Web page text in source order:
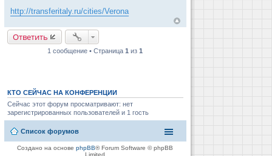
http://transferitaly.ru/cities/Verona
Ответить
1 сообщение • Страница1 из1
КТО СЕЙЧАС НА КОНФЕРЕНЦИИ
Сейчас этот форум просматривают: нет
зарегистрированных пользователей и 1 гость
Список форумов
Создано на основеphpBB® Forum Software © phpBB
Limited